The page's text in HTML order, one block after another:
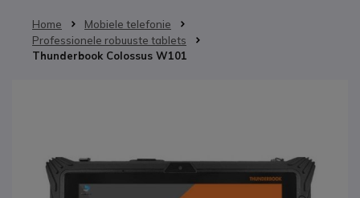
Home
Mobiele telefonie
Professionele robuuste tablets
Thunderbook Colossus W101